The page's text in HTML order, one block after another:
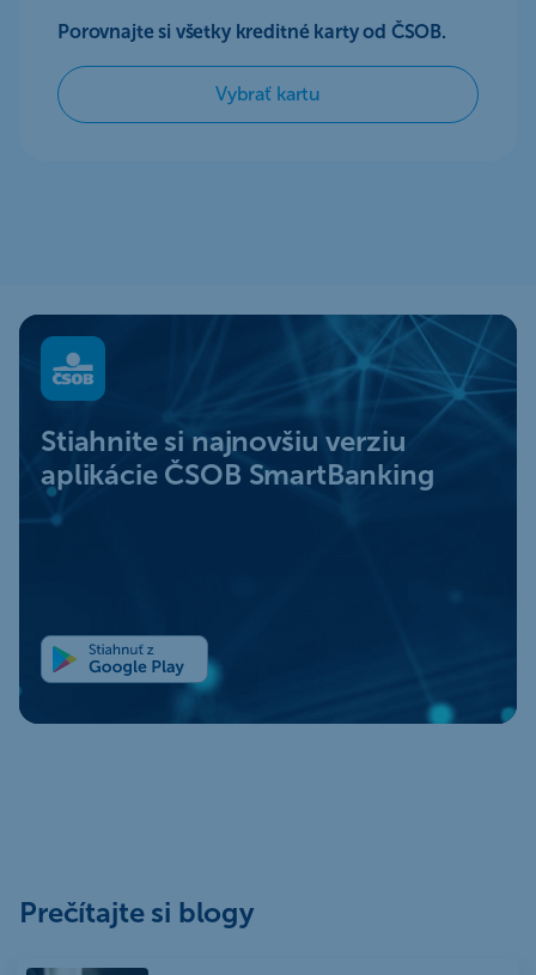
Porovnajte si všetky kreditné karty od ČSOB.
Vybrať kartu
Stiahnite si najnovšiu verziu
aplikácie ČSOB SmartBanking
Prečítajte si blogy